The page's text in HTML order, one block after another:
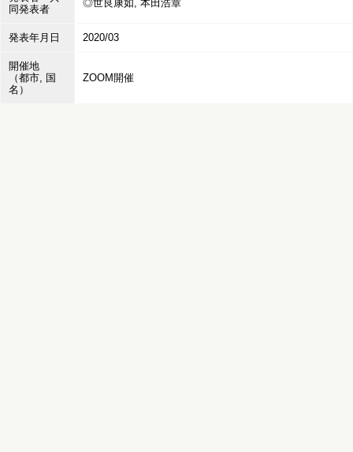
同発表者
◎世良康如, 本田浩章
発表年月日 2020/03
開催地
（都市, 国
名）
ZOOM開催